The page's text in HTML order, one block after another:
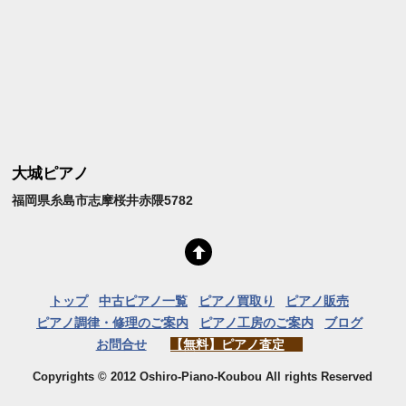
大城ピアノ
福岡県糸島市志摩桜井赤隈5782
トップ 中古ピアノ一覧 ピアノ買取り
ピアノ販売
ピアノ調律・修理のご案内
ピアノ工房のご案内
ブログ
お問合せ
【無料】ピアノ査定
Copyrights © 2012 Oshiro-Piano-Koubou All rights Reserved